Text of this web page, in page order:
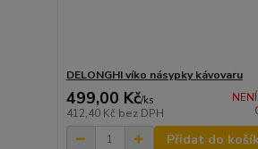
DELONGHI víko násypky kávovaru
499,00 Kč/ks
412,40 Kč bez DPH
Přidat do